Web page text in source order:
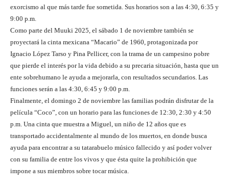
exorcismo al que más tarde fue sometida. Sus horarios son a las 4:30, 6:35 y
9:00 p.m.
Como parte del Muuki 2025, el sábado 1 de noviembre también se
proyectará la cinta mexicana “Macario” de 1960, protagonizada por
Ignacio López Tarso y Pina Pellicer, con la trama de un campesino pobre
que pierde el interés por la vida debido a su precaria situación, hasta que un
ente sobrehumano le ayuda a mejorarla, con resultados secundarios. Las
funciones serán a las 4:30, 6:45 y 9:00 p.m.
Finalmente, el domingo 2 de noviembre las familias podrán disfrutar de la
película “Coco”, con un horario para las funciones de 12:30, 2:30 y 4:50
p.m. Una cinta que muestra a Miguel, un niño de 12 años que es
transportado accidentalmente al mundo de los muertos, en donde busca
ayuda para encontrar a su tatarabuelo músico fallecido y así poder volver
con su familia de entre los vivos y que ésta quite la prohibición que
impone a sus miembros sobre tocar música.